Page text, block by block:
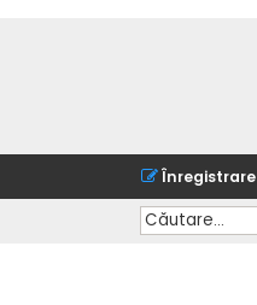
Înregistrare